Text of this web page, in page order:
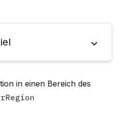
in einen Bereich des